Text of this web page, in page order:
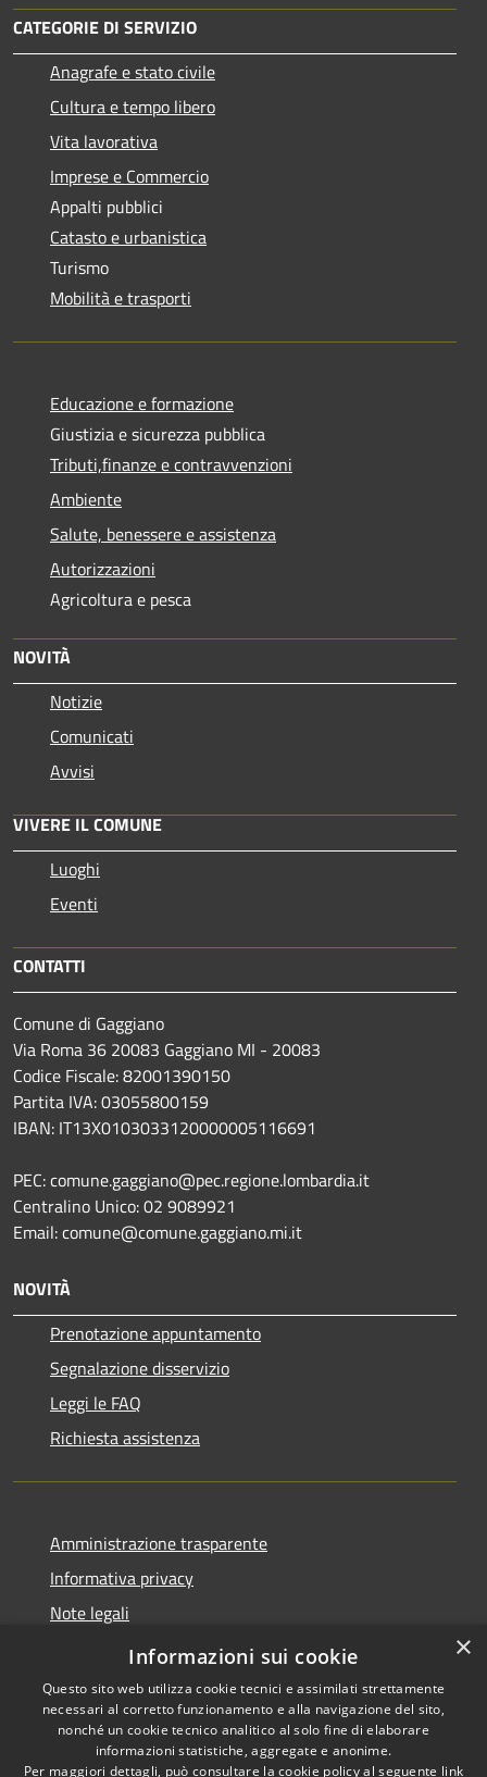
CATEGORIE DI SERVIZIO
Anagrafe e stato civile
Cultura e tempo libero
Vita lavorativa
Imprese e Commercio
Appalti pubblici
Catasto e urbanistica
Turismo
Mobilità e trasporti
Educazione e formazione
Giustizia e sicurezza pubblica
Tributi,finanze e contravvenzioni
Ambiente
Salute, benessere e assistenza
Autorizzazioni
Agricoltura e pesca
NOVITÀ
Notizie
Comunicati
Avvisi
VIVERE IL COMUNE
Luoghi
Eventi
CONTATTI
Comune di Gaggiano
Via Roma 36 20083 Gaggiano MI - 20083
Codice Fiscale: 82001390150
Partita IVA: 03055800159
IBAN: IT13X0103033120000005116691
PEC: comune.gaggiano@pec.regione.lombardia.it
Centralino Unico: 02 9089921
Email: comune@comune.gaggiano.mi.it
NOVITÀ
Prenotazione appuntamento
Segnalazione disservizio
Leggi le FAQ
Richiesta assistenza
Amministrazione trasparente
Informativa privacy
Note legali
Dichiarazione di accessibilità
Copyright © 2026 • Comune di
×
Informazioni sui cookie
Questo sito web utilizza cookie tecnici e assimilati strettamente
necessari al corretto funzionamento e alla navigazione del sito,
nonché un cookie tecnico analitico al solo fine di elaborare
informazioni statistiche, aggregate e anonime.
Per maggiori dettagli, può consultare la cookie policy al seguente link